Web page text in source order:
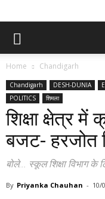
Home Chandigarh
Chandigarh DESH-DUNIA
POLITICS
शिमला
शिक्षा क्षेत्र में
बजट- हरजोत
बोले... स्कूल शिक्षा विभाग
By Priyanka Chauhan - 10/